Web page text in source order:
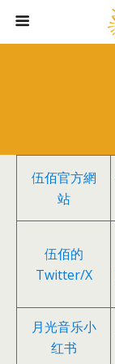
伍佰官方網
站
伍佰的
Twitter/X
月光音乐小
红书